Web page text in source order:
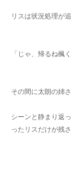
リスは状況処理が
「じゃ、帰るね楓
その間に太朗の姉
シーンと静まり返
ったリスだけが残